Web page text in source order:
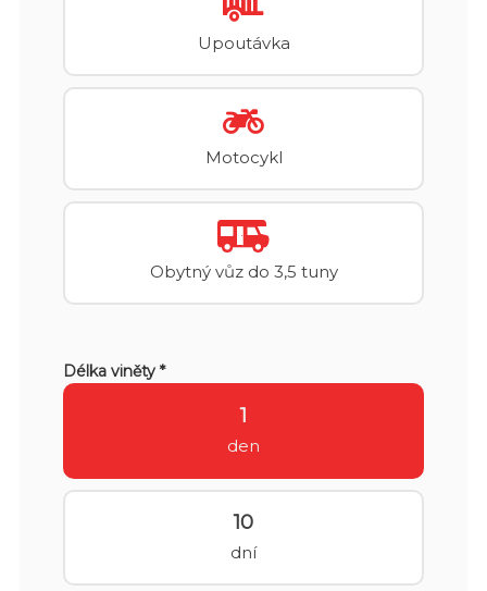
Upoutávka
Motocykl
Obytný vůz do 3,5 tuny
Délka viněty *
1
den
10
dní